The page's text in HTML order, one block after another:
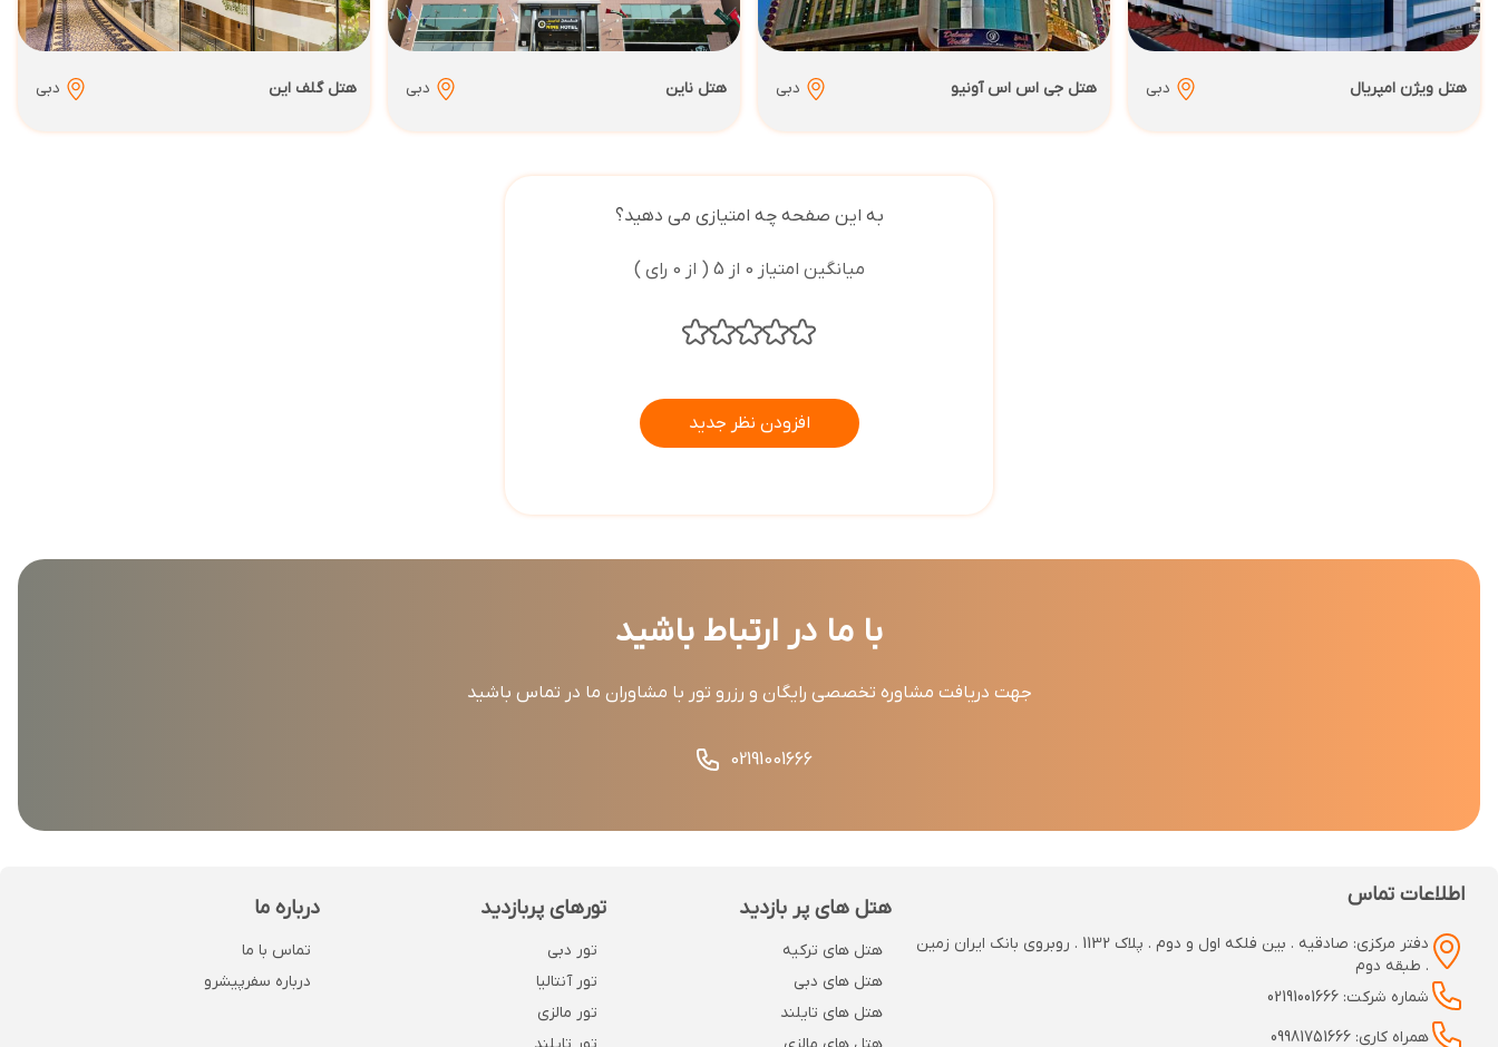
هتل ویژن امپریال دبی هتل جی اس اس آونیو دبی هتل ناین دبی هتل گلف این دبی
به این صفحه چه امتیازی می دهید؟
میانگین امتیاز 0 از 5 ( از 0 رای )
افزودن نظر جدید
با ما در ارتباط باشید
جهت دریافت مشاوره تخصصی رایگان و رزرو تور با مشاوران ما در تماس باشید
02191001666
اطلاعات تماس
دفتر مرکزی: صادقیه . بین فلکه اول و دوم . پلاک 1132 . روبروی بانک ایران زمین
. طبقه دوم
شماره شرکت: 02191001666
همراه کاری: 09981751666
هتل های پر بازدید
هتل های ترکیه
هتل های دبی
هتل های تایلند
تورهای پربازدید
تور دبی
تور آنتالیا
تور مالزی
درباره ما
تماس با ما
درباره سفرپیشرو